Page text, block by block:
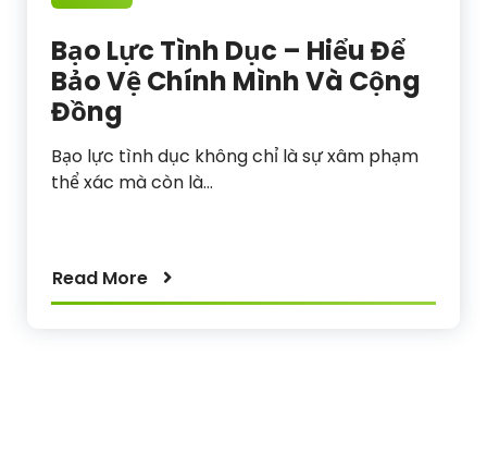
Bạo Lực Tình Dục – Hiểu Để
Bảo Vệ Chính Mình Và Cộng
Đồng
Bạo lực tình dục không chỉ là sự xâm phạm
thể xác mà còn là…
Read More